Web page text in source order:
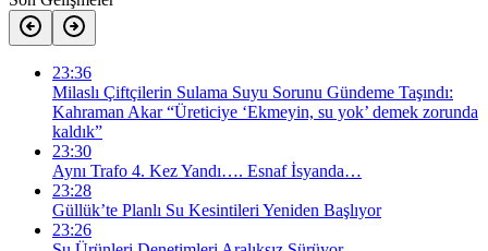
23:36
Milaslı Çiftçilerin Sulama Suyu Sorunu Gündeme Taşındı:
Kahraman Akar “Üreticiye ‘Ekmeyin, su yok’ demek zorunda
kaldık”
23:30
Aynı Trafo 4. Kez Yandı…. Esnaf İsyanda…
23:28
Güllük’te Planlı Su Kesintileri Yeniden Başlıyor
23:26